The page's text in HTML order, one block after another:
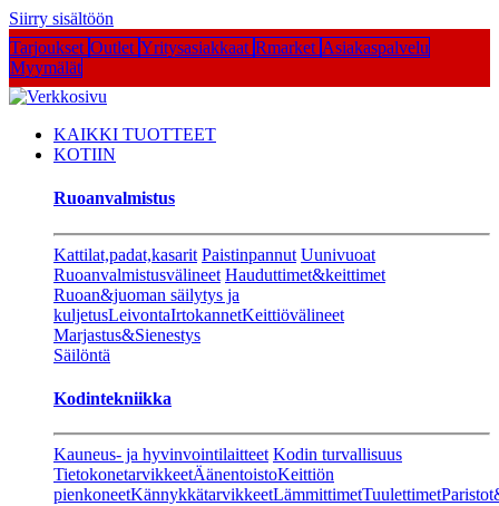
Siirry sisältöön
Tarjoukset Outlet Yritysasiakkaat Rmarket Asiakaspalvelu
Myymälät
KAIKKI TUOTTEET
KOTIIN
Ruoanvalmistus
Kattilat,padat,kasarit Paistinpannut Uunivuoat
Ruoanvalmistusvälineet Hauduttimet&keittimet
Ruoan&juoman säilytys ja
kuljetusLeivontaIrtokannetKeittiövälineet
Marjastus&Sienestys
Säilöntä
Kodintekniikka
Kauneus- ja hyvinvointilaitteet Kodin turvallisuus
TietokonetarvikkeetÄänentoistoKeittiön
pienkoneetKännykkätarvikkeetLämmittimetTuulettimet